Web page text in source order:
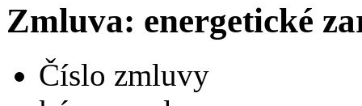
Zmluva: energetické
Číslo zmluvy